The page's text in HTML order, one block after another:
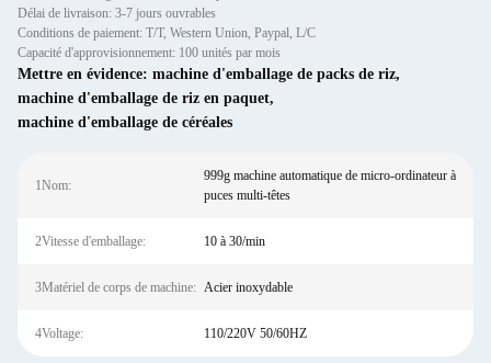
Délai de livraison: 3-7 jours ouvrables
Conditions de paiement: T/T, Western Union, Paypal, L/C
Capacité d'approvisionnement: 100 unités par mois
Mettre en évidence: machine d'emballage de packs de riz,
machine d'emballage de riz en paquet,
machine d'emballage de céréales
1Nom:
999g machine automatique de micro-ordinateur à
puces multi-têtes
2Vitesse d'emballage: 10 à 30/min
3Matériel de corps de machine: Acier inoxydable
4Voltage: 110/220V 50/60HZ